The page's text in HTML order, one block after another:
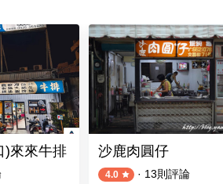
)來來牛排 沙鹿肉圓仔
4.0 · 13則評論